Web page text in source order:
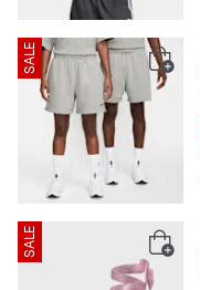
SALE
SALE